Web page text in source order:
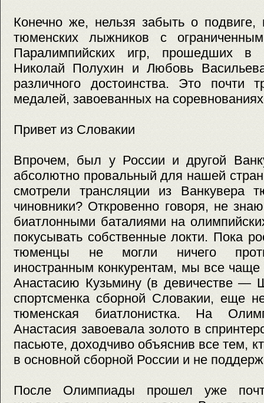
Конечно же, нельзя забыть о
тюменских лыжников с
Паралимпийских игр, прошедших в
Николай Полухин и Любовь
различного достоинства. Это почти
медалей, завоеванных на
Привет из Словакии
Впрочем, был у России и другой
абсолютно провальный для нашей
смотрели трансляции из Ванкувера
чиновники? Откровенно говоря, не
биатлонными баталиями на
покусывать собственные локти. Пока
тюменцы не могли ничего
иностранным конкурентам, мы все чаще
Анастасию Кузьмину (в девичестве —
спортсменка сборной Словакии, еще
тюменская биатлонистка. На
Анастасия завоевала золото в
пасьюте, доходчиво объяснив все тем,
в основной сборной России и не
После Олимпиады прошел уже